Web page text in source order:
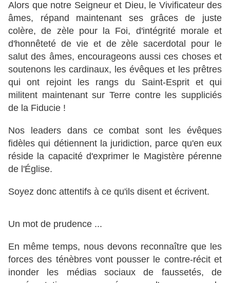
Alors que notre Seigneur et Dieu, le Vivificateur des
âmes, répand maintenant ses grâces de juste
colère, de zèle pour la Foi, d'intégrité morale et
d'honnêteté de vie et de zèle sacerdotal pour le
salut des âmes, encourageons aussi ces choses et
soutenons les cardinaux, les évêques et les prêtres
qui ont rejoint les rangs du Saint-Esprit et qui
militent maintenant sur Terre contre les suppliciés
de la Fiducie !
Nos leaders dans ce combat sont les évêques
fidèles qui détiennent la juridiction, parce qu'en eux
réside la capacité d'exprimer le Magistère pérenne
de l'Église.
Soyez donc attentifs à ce qu'ils disent et écrivent.
Un mot de prudence ...
En même temps, nous devons reconnaître que les
forces des ténèbres vont pousser le contre-récit et
inonder les médias sociaux de faussetés, de